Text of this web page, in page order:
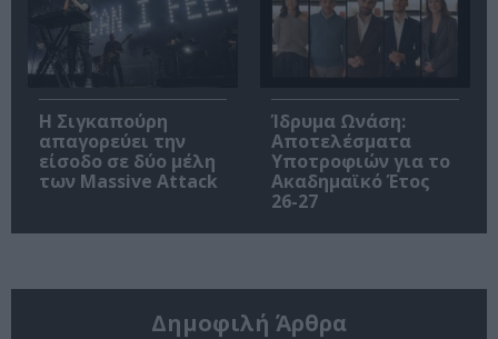
Η Σιγκαπούρη
απαγορεύει την
είσοδο σε δύο μέλη
των Massive Attack
Ίδρυμα Ωνάση:
Αποτελέσματα
Υποτροφιών για το
Ακαδημαϊκό Έτος
26-27
Δημοφιλή Άρθρα